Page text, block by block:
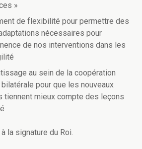
»
de flexibilité pour permettre des
nécessaires pour
de nos interventions dans les
au sein de la coopération
pour que les nouveaux
tiennent mieux compte des leçons
la signature du Roi.